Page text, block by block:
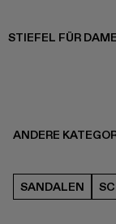
STIEFEL FÜR
ANDERE
SANDALEN